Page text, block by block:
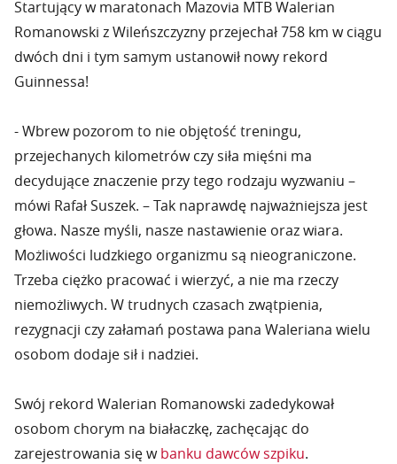
Startujący w maratonach Mazovia MTB Walerian
Romanowski z Wileńszczyzny przejechał 758 km w ciągu
dwóch dni i tym samym ustanowił nowy rekord
Guinnessa!
- Wbrew pozorom to nie objętość treningu,
przejechanych kilometrów czy siła mięśni ma
decydujące znaczenie przy tego rodzaju wyzwaniu –
mówi Rafał Suszek. – Tak naprawdę najważniejsza jest
głowa. Nasze myśli, nasze nastawienie oraz wiara.
Możliwości ludzkiego organizmu są nieograniczone.
Trzeba ciężko pracować i wierzyć, a nie ma rzeczy
niemożliwych. W trudnych czasach zwątpienia,
rezygnacji czy załamań postawa pana Waleriana wielu
osobom dodaje sił i nadziei.
Swój rekord Walerian Romanowski zadedykował
osobom chorym na białaczkę, zachęcając do
zarejestrowania się wbanku dawców szpiku.